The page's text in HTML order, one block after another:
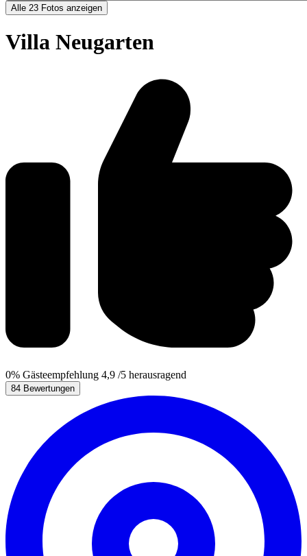
Alle 23 Fotos anzeigen
Villa Neugarten
0% Gästeempfehlung 4,9 /5 herausragend
84 Bewertungen